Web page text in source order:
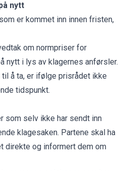
nytt
er kommet inn innen fristen,
om normpriser for
nytt i lys av klagernes anførsler.
å ta, er ifølge prisrådet ikke
tidspunkt.
som selv ikke har sendt inn
klagesaken. Partene skal ha
direkte og informert dem om